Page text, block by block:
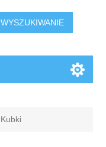
WYSZUKIWANIE
Kubki